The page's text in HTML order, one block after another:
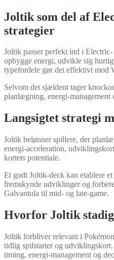
Joltik som del af
strategier
Joltik passer perfekt ind i
opbygge energi, udvikle sig
typefordele gør det effektivt mod
Selvom det sjældent tager
planlægning, energi-management
Langsigtet strategi
Joltik belønner spillere, der
energi-acceleration,
kortets potentiale.
Et godt Joltik-deck kan etablere
fremskynde udviklinger og
Galvantula til mid- og late-game.
Hvorfor Joltik
Joltik forbliver relevant i
tidlig spilstarter og
timing, energi-management og